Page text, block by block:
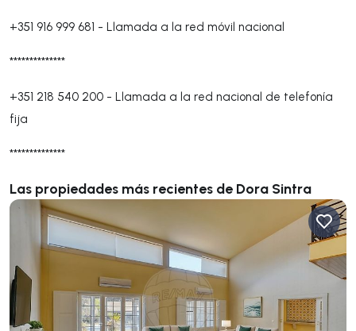
+351 916 999 681 - Llamada a la red móvil nacional
**************
+351 218 540 200 - Llamada a la red nacional de telefonía
fija
**************
Las propiedades más recientes de Dora Sintra